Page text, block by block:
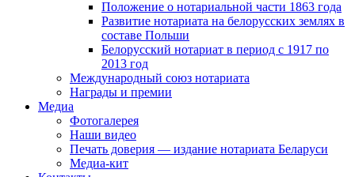
Положение о нотариальной части 1863 года
Развитие нотариата на белорусских землях в
составе Польши
Белорусский нотариат в период с 1917 по
2013 год
Международный союз нотариата
Награды и премии
Медиа
Фотогалерея
Наши видео
Печать доверия — издание нотариата Беларуси
Медиа-кит